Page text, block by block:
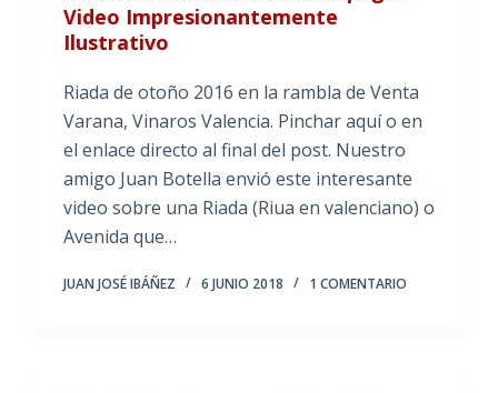
Video Impresionantemente
Ilustrativo
Riada de otoño 2016 en la rambla de Venta
Varana, Vinaros Valencia. Pinchar aquí o en
el enlace directo al final del post. Nuestro
amigo Juan Botella envió este interesante
video sobre una Riada (Riua en valenciano) o
Avenida que…
JUAN JOSÉ IBÁÑEZ 6 JUNIO 2018 1 COMENTARIO